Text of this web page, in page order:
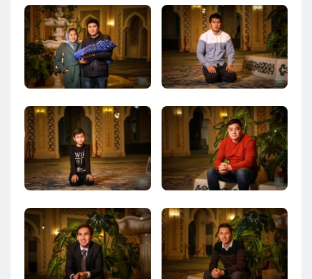
Кызылорда
Павлодар
Петропавловск
Семей
Талдыкорган
Туркестан
Уральск
Усть-Каменогорск
Шымкент